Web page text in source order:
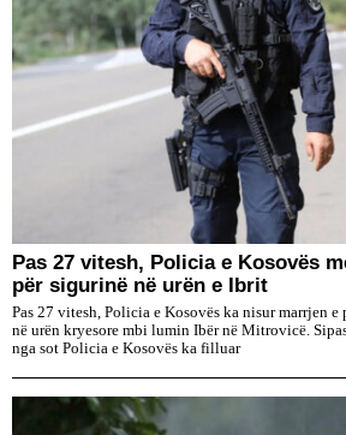
Pas 27 vitesh, Policia e Kosovës
për sigurinë në urën e Ibrit
Pas 27 vitesh, Policia e Kosovës ka nisur marrjen
në urën kryesore mbi lumin Ibër në Mitrovicë.
nga sot Policia e Kosovës ka filluar